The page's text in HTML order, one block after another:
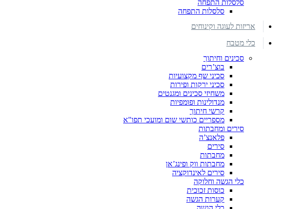
סלסלות התפחה
סלסלות התפחה
אריזות לעוגה וקינוחים
כלי מטבח
סכינים וחיתוך
בוצ’רים
סכיני שף מקצועיות
סכיני ירקות ופירות
משחיזי סכינים ומגנטים
מנדולינות ופומפיות
קרשי חיתוך
מספריים כותשי שום ומועכי תפו"א
סירים ומחבתות
פלאנצ’ה
סירים
מחבתות
מחבתות ווק ופינג’אן
סירים לאינדוקציה
כלי הגשה וחלוקה
כוסות זכוכית
קערות הגשה